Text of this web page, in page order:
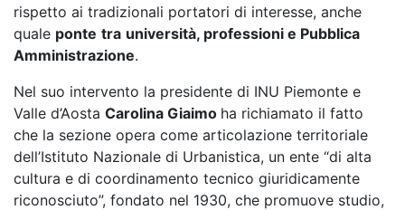
rispetto ai tradizionali portatori di interesse, anche
quale ponte tra università, professioni e Pubblica
Amministrazione.
Nel suo intervento la presidente di INU Piemonte e
Valle d’Aosta Carolina Giaimo ha richiamato il fatto
che la sezione opera come articolazione territoriale
dell’Istituto Nazionale di Urbanistica, un ente “di alta
cultura e di coordinamento tecnico giuridicamente
riconosciuto”, fondato nel 1930, che promuove studio,